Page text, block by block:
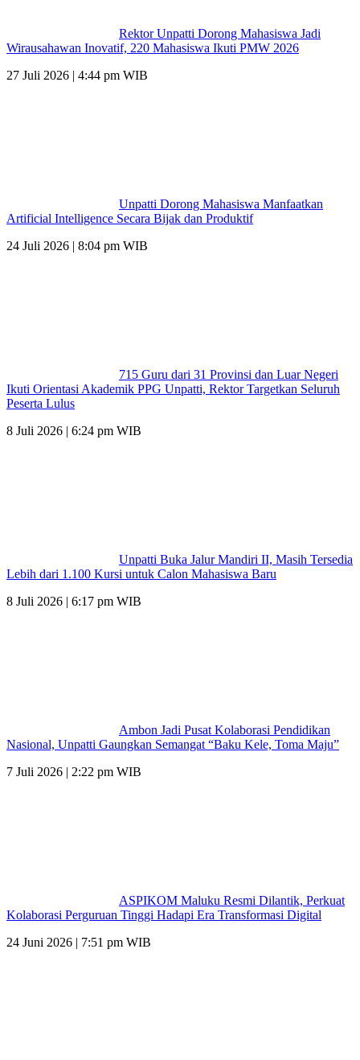
Rektor Unpatti Dorong Mahasiswa Jadi
Wirausahawan Inovatif, 220 Mahasiswa Ikuti PMW 2026
27 Juli 2026 | 4:44 pm WIB
Unpatti Dorong Mahasiswa Manfaatkan
Artificial Intelligence Secara Bijak dan Produktif
24 Juli 2026 | 8:04 pm WIB
715 Guru dari 31 Provinsi dan Luar Negeri
Ikuti Orientasi Akademik PPG Unpatti, Rektor Targetkan Seluruh
Peserta Lulus
8 Juli 2026 | 6:24 pm WIB
Unpatti Buka Jalur Mandiri II, Masih Tersedia
Lebih dari 1.100 Kursi untuk Calon Mahasiswa Baru
8 Juli 2026 | 6:17 pm WIB
Ambon Jadi Pusat Kolaborasi Pendidikan
Nasional, Unpatti Gaungkan Semangat “Baku Kele, Toma Maju”
7 Juli 2026 | 2:22 pm WIB
ASPIKOM Maluku Resmi Dilantik, Perkuat
Kolaborasi Perguruan Tinggi Hadapi Era Transformasi Digital
24 Juni 2026 | 7:51 pm WIB